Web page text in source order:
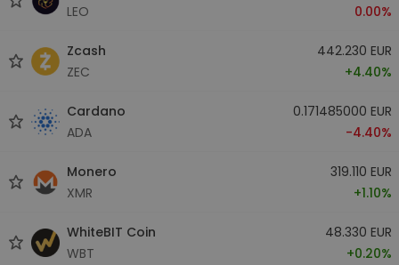
LEO
0.00%
Zcash
ZEC
442.230 EUR
+4.40%
Cardano
ADA
0.171485000 EUR
-4.40%
Monero
XMR
319.110 EUR
+1.10%
WhiteBIT Coin
WBT
48.330 EUR
+0.20%